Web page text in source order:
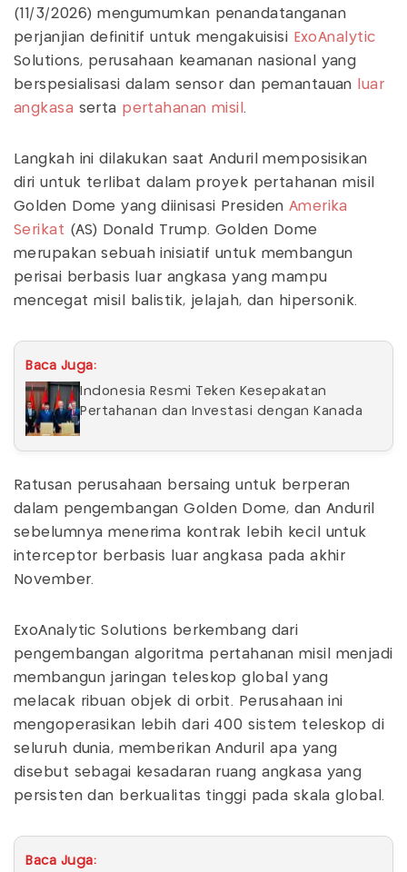
(11/3/2026) mengumumkan penandatanganan
perjanjian definitif untuk mengakuisisi ExoAnalytic
Solutions, perusahaan keamanan nasional yang
berspesialisasi dalam sensor dan pemantauan
luar
angkasa serta pertahanan misil .
Langkah ini dilakukan saat Anduril memposisikan
diri untuk terlibat dalam proyek pertahanan misil
Golden Dome yang diinisasi Presiden Amerika
Serikat (AS) Donald Trump. Golden Dome
merupakan sebuah inisiatif untuk membangun
perisai berbasis luar angkasa yang mampu
mencegat misil balistik, jelajah, dan hipersonik.
Baca Juga:
Indonesia Resmi Teken Kesepakatan
Pertahanan dan Investasi dengan Kanada
Ratusan perusahaan bersaing untuk berperan
dalam pengembangan Golden Dome, dan Anduril
sebelumnya menerima kontrak lebih kecil untuk
interceptor berbasis luar angkasa pada akhir
November.
ExoAnalytic Solutions berkembang dari
pengembangan algoritma pertahanan misil menjadi
membangun jaringan teleskop global yang
melacak ribuan objek di orbit. Perusahaan ini
mengoperasikan lebih dari 400 sistem teleskop di
seluruh dunia, memberikan Anduril apa yang
disebut sebagai kesadaran ruang angkasa yang
persisten dan berkualitas tinggi pada skala global.
Baca Juga: